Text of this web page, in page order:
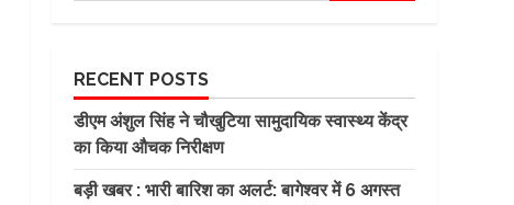
RECENT POSTS
डीएम अंशुल सिंह ने चौखुटिया सामुदायिक स्वास्थ्य केंद्र
का किया औचक निरीक्षण
बड़ी खबर : भारी बारिश का अलर्ट: बागेश्वर में 6 अगस्त